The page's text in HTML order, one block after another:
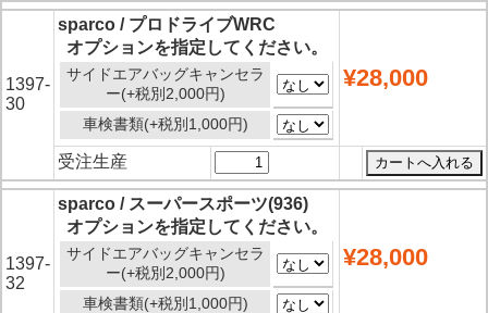
1397-
30
sparco / プロドライブWRC
オプションを指定してください。
サイドエアバッグキャンセラ
ー(+税別2,000円)
車検書類(+税別1,000円)
¥28,000
受注生産
1397-
32
sparco / スーパースポーツ(936)
オプションを指定してください。
サイドエアバッグキャンセラ
ー(+税別2,000円)
車検書類(+税別1,000円)
¥28,000